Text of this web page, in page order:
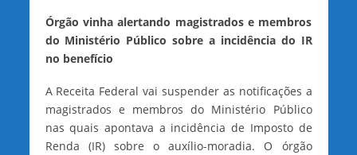
Órgão vinha alertando magistrados e membros
do Ministério Público sobre a incidência do IR
no benefício
A Receita Federal vai suspender as notificações a
magistrados e membros do Ministério Público
nas quais apontava a incidência de Imposto de
Renda (IR) sobre o auxílio-moradia. O órgão